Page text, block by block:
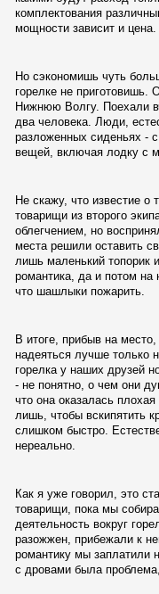
комплектования
мощности зависит и цена.
Но сэкономишь чуть
горелке не
Нижнюю Волгу. Поехали
два человека. Люди,
разложенных сиденьях -
вещей, включая лодку с
Не скажу, что известие о
товарищи из второго
облегчением, но
места решили оставить
лишь маленький топорик
романтика, да и потом на
что шашлыки пожарить.
В итоге, прибыв на
надеяться лучше только
горелка у наших друзей
- не понятно, о чем они
что она оказалась
лишь, чтобы вскипятить
слишком быстро.
нереально.
Как я уже говорил, это
товарищи, пока мы
деятельность вокруг
разожжен, прибежали к
романтику мы заплатили
с дровами была